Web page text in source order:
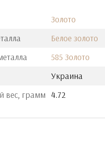
Золото
Белое золото
585 Золото
Украина
вес, грамм 4.72